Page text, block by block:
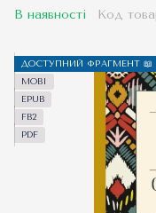
В наявності Код
ДОСТУПНИЙ ФРАГМЕНТ 📖
MOBI
EPUB
FB2
PDF